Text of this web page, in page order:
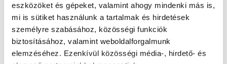
eszközöket és gépeket, valamint ahogy mindenki más is,
mi is sütiket használunk a tartalmak és hirdetések
személyre szabásához, közösségi funkciók
biztosításához, valamint weboldalforgalmunk
elemzéséhez. Ezenkívül közösségi média-, hirdető- és
4.910Ft
(3.866Ft+ ÁFA)
KOSÁRBA